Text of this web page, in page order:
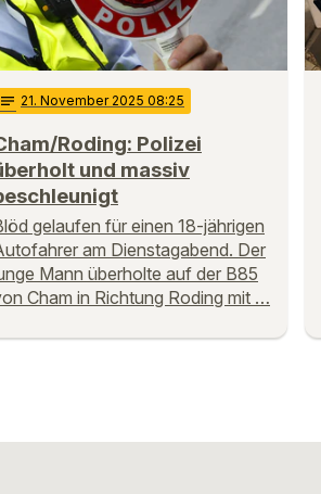
notes 21. November 2025 08:25
Roding: Polizei
und massiv
gelaufen für einen 18-jährigen
am Dienstagabend. Der
Mann überholte auf der B85
Cham in Richtung Roding mit …